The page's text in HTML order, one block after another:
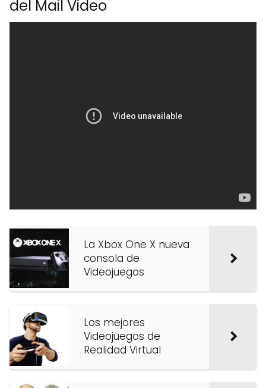
del Mail Video
La Xbox One X nueva
consola de
Videojuegos
Los mejores
Videojuegos de
Realidad Virtual